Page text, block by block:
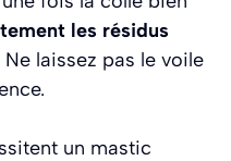
les résidus
laissez pas le voile
un mastic